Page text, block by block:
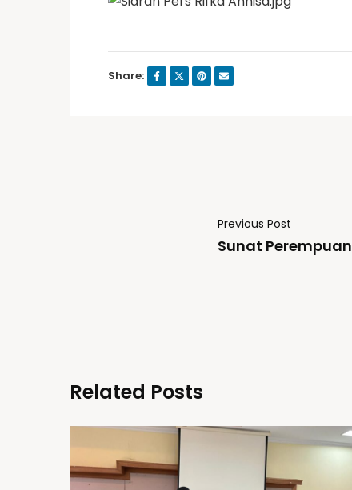
Share:
Previous Post
Sunat Perempuan
Related Posts